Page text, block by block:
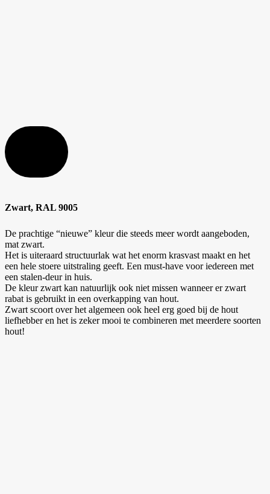
Zwart, RAL 9005
De prachtige “nieuwe” kleur die steeds meer wordt aangeboden,
mat zwart.
Het is uiteraard structuurlak wat het enorm krasvast maakt en het
een hele stoere uitstraling geeft. Een must-have voor iedereen met
een stalen-deur in huis.
De kleur zwart kan natuurlijk ook niet missen wanneer er zwart
rabat is gebruikt in een overkapping van hout.
Zwart scoort over het algemeen ook heel erg goed bij de hout
liefhebber en het is zeker mooi te combineren met meerdere soorten
hout!